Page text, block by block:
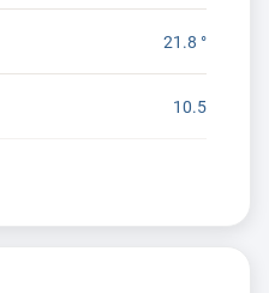
21.8 °
10.5